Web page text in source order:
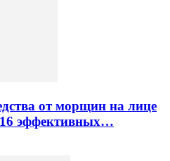
от морщин на лице
16 эффективных…